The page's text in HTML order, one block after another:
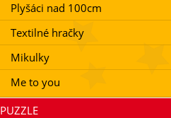
Plyšáci nad 100cm
Textilné hračky
Mikulky
Me to you
PUZZLE